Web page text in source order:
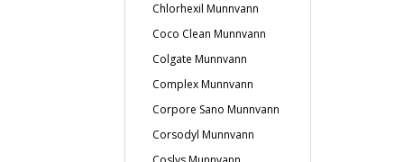
Chlorhexil Munnvann
Coco Clean Munnvann
Colgate Munnvann
Complex Munnvann
Corpore Sano Munnvann
Corsodyl Munnvann